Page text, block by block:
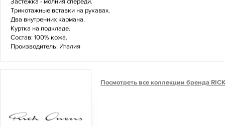
Трикотажные вставки на рукавах.
Два внутренних кармана.
Куртка на подкладе.
Состав: 100% кожа.
Производитель: Италия
Посмотреть все коллекции бренда